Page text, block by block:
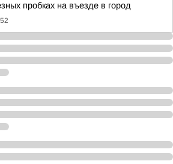
пробках на въезде в город